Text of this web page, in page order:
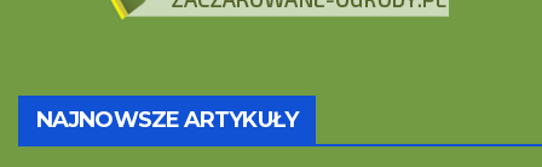
NAJNOWSZE ARTYKUŁY